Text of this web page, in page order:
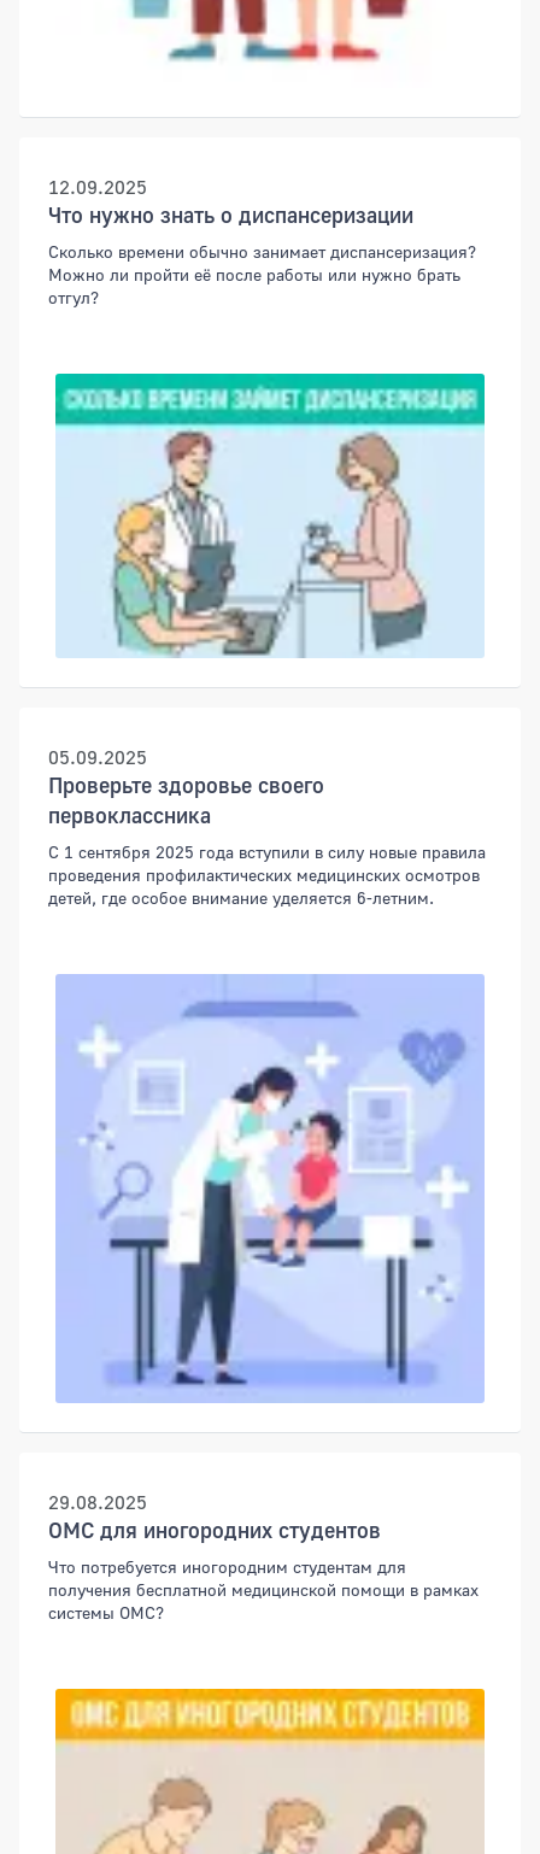
12.09.2025
Что нужно знать о диспансеризации
Сколько времени обычно занимает диспансеризация?
Можно ли пройти её после работы или нужно брать
отгул?
05.09.2025
Проверьте здоровье своего
первоклассника
С 1 сентября 2025 года вступили в силу новые правила
проведения профилактических медицинских осмотров
детей, где особое внимание уделяется 6-летним.
29.08.2025
ОМС для иногородних студентов
Что потребуется иногородним студентам для
получения бесплатной медицинской помощи в рамках
системы ОМС?